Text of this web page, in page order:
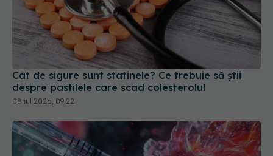
Cât de sigure sunt statinele? Ce trebuie să știi
despre pastilele care scad colesterolul
08 iul 2026, 09:22